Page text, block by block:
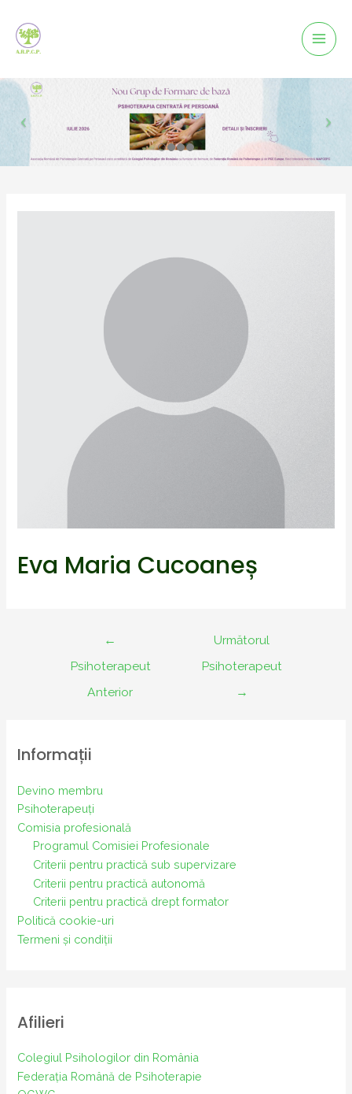
Eva Maria Cucoaneș
←
Psihoterapeut
Anterior
Următorul
Psihoterapeut
→
Informații
Devino membru
Psihoterapeuți
Comisia profesională
Programul Comisiei Profesionale
Criterii pentru practică sub supervizare
Criterii pentru practică autonomă
Criterii pentru practică drept formator
Politică cookie-uri
Termeni și condiții
Afilieri
Colegiul Psihologilor din România
Federația Română de Psihoterapie